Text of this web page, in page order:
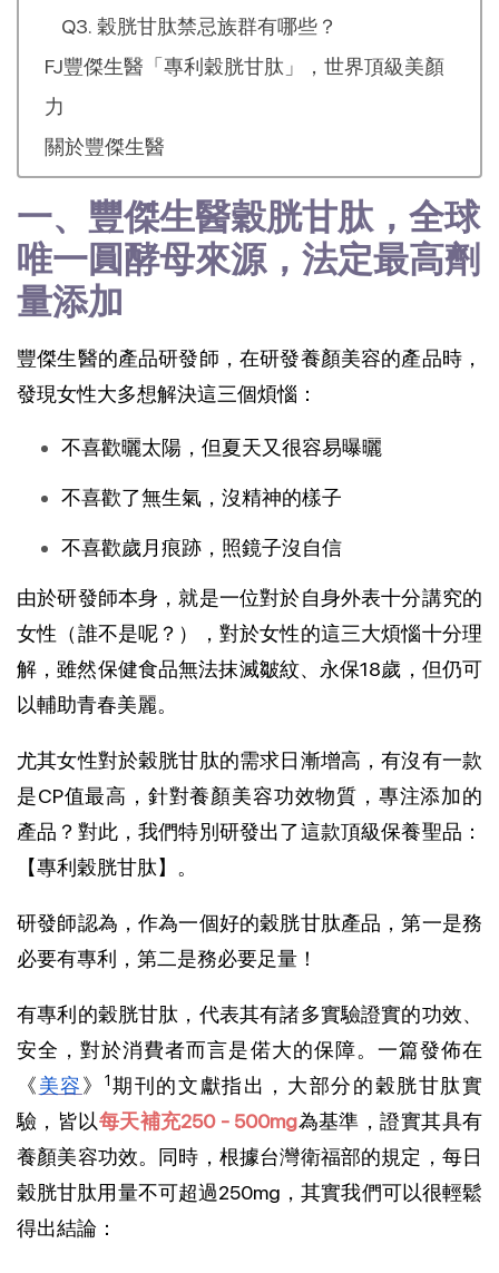
Q3. 穀胱甘肽禁忌族群有哪些？
FJ豐傑生醫「專利穀胱甘肽」，世界頂級美顏
力
關於豐傑生醫
一、豐傑生醫穀胱甘肽，全球
唯一圓酵母來源，法定最高劑
量添加
豐傑生醫的產品研發師，在研發養顏美容的產品時，
發現女性大多想解決這三個煩惱：
不喜歡曬太陽，但夏天又很容易曝曬
不喜歡了無生氣，沒精神的樣子
不喜歡歲月痕跡，照鏡子沒自信
由於研發師本身，就是一位對於自身外表十分講究的
女性（誰不是呢？），對於女性的這三大煩惱十分理
解，雖然保健食品無法抹滅皺紋、永保18歲，但仍可
以輔助青春美麗。
尤其女性對於穀胱甘肽的需求日漸增高，有沒有一款
是CP值最高，針對養顏美容功效物質，專注添加的
產品？對此，我們特別研發出了這款頂級保養聖品：
【專利穀胱甘肽】。
研發師認為，作為一個好的穀胱甘肽產品，第一是務
必要有專利，第二是務必要足量！
有專利的穀胱甘肽，代表其有諸多實驗證實的功效、
安全，對於消費者而言是偌大的保障。一篇發佈在
《美容》 1期刊的文獻指出，大部分的穀胱甘肽實
驗，皆以每天補充250 - 500mg為基準，證實其具有
養顏美容功效。同時，根據台灣衛福部的規定，每日
穀胱甘肽用量不可超過250mg，其實我們可以很輕鬆
得出結論：